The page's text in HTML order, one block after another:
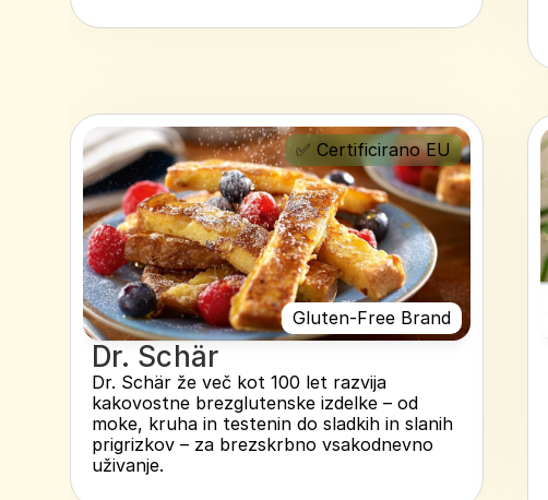
Gluten-Free Brand
✅ Certificirano EU
Dr. Schär
Dr. Schär že več kot 100 let razvija
kakovostne brezglutenske izdelke – od
moke, kruha in testenin do sladkih in slanih
prigrizkov – za brezskrbno vsakodnevno
uživanje.